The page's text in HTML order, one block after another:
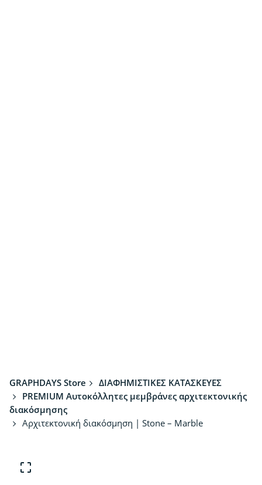
GRAPHDAYS Store
ΔΙΑΦΗΜΙΣΤΙΚΕΣ ΚΑΤΑΣΚΕΥΕΣ
PREMIUM Αυτοκόλλητες μεμβράνες αρχιτεκτονικής
διακόσμησης
Αρχιτεκτονική διακόσμηση | Stone – Marble